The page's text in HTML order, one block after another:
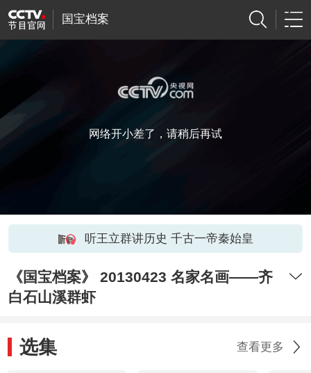
国宝档案
网络开小差了，请稍后再试
听王立群讲历史 千古一帝秦始皇
《国宝档案》 20130423 名家名画——齐
白石山溪群虾
选集 查看更多